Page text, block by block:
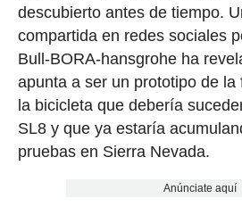
descubierto antes de tiempo.
compartida en redes sociales
Bull-BORA-hansgrohe ha
apunta a ser un prototipo de la
la bicicleta que debería
SL8 y que ya estaría
pruebas en Sierra Nevada.
Anúnciate aquí